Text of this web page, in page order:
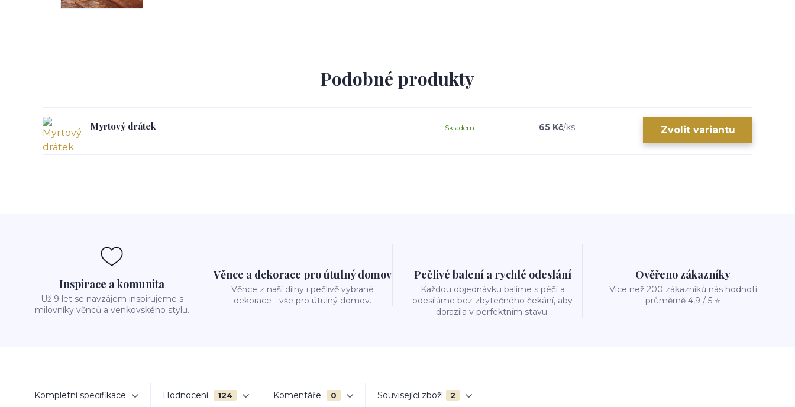
Podobné produkty
Myrtový drátek 65 Kč/ks
Skladem Zvolit variantu
Inspirace a komunita
Už 9 let se navzájem inspirujeme s
milovníky věnců a venkovského stylu.
Věnce a dekorace pro útulný domov
Věnce z naší dílny i pečlivě vybrané
dekorace - vše pro útulný domov.
Pečlivé balení a rychlé odeslání
Každou objednávku balíme s péčí a
odesíláme bez zbytečného čekání, aby
dorazila v perfektním stavu.
Ověřeno zákazníky
Více než 200 zákazníků nás hodnotí
průměrně 4,9 / 5 ⭐
Kompletní specifikace Hodnocení 124 Komentáře 0 Související zboží 2